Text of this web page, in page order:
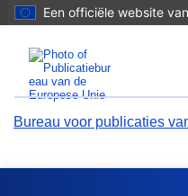
Een officiële website
Bureau voor publicaties